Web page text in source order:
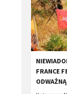
FRANCE